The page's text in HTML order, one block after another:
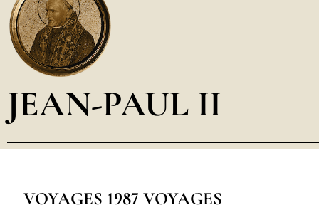
العربيّة
LATINE
JEAN-PAUL II
VOYAGES 1987 VOYAGES